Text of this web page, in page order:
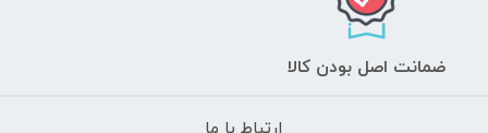
ضمانت اصل بودن کالا